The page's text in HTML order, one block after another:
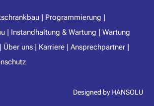
| Programmierung |
| Instandhaltung & Wartung |Wartung
| Über uns | Karriere |Ansprechpartner |
Designed by HANSOLU